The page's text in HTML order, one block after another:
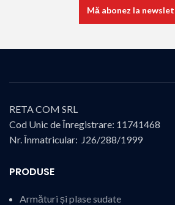
RETA COM SRL
Cod Unic de Înregistrare: 11741468
Nr. Înmatricular: J26/288/1999
PRODUSE
Armături și plase sudate